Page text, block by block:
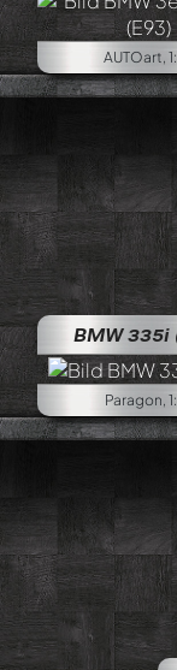
AUTOart,
BMW 335i
Paragon,